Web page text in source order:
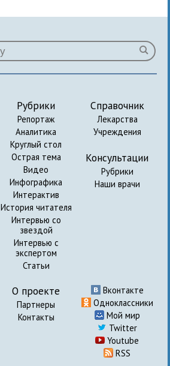
Рубрики
Репортаж
Аналитика
Круглый стол
Острая тема
Видео
Инфографика
Интерактив
История читателя
Интервью со
звездой
Интервью с
экспертом
Статьи
Справочник
Лекарства
Учреждения
Консультации
Рубрики
Наши врачи
О проекте
Партнеры
Контакты
Вконтакте
Одноклассники
Мой мир
Twitter
Youtube
RSS